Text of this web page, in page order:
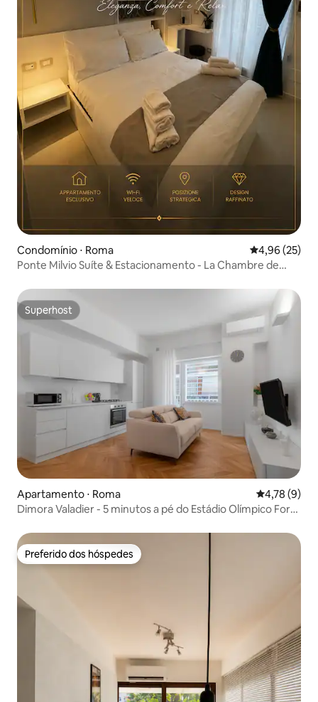
Condomínio ⋅ Roma 4,96 de uma
4,96 (25)
Ponte Milvio Suíte & Estacionamento - La Chambre de
Superhost
Superhost
Apartamento ⋅ Roma 4,78 de
4,78 (9)
Dimora Valadier - 5 minutos a pé do Estádio Olímpico Foro
Preferido dos hóspedes
Preferido dos hóspedes